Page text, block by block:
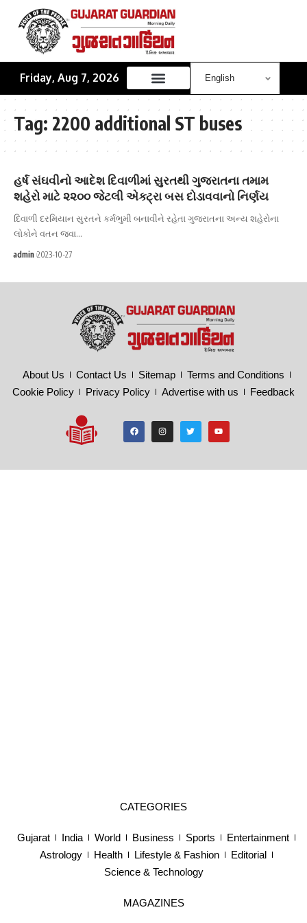
Friday, Aug 7, 2026
Tag: 2200 additional ST buses
હર્ષ સંઘવીનો આદેશ દિવાળીમાં સુરતથી ગુજરાતના તમામ
શહેરો માટે ૨૨૦૦ જેટલી એક્ટ્રા બસ દોડાવવાનો નિર્ણય
દિવાળી દરમિયાન સુરતને કર્મભુમી બનાવીને રહેતા ગુજરાતના અન્ય શહેરોના
લોકોને વતન જવા…
admin 2023-10-27
About Us Contact Us Sitemap
Terms and Conditions
Cookie Policy
Privacy Policy Advertise with us Feedback
CATEGORIES
Gujarat India World Business Sports
Entertainment
Astrology
Health Lifestyle & Fashion
Editorial
Science & Technology
MAGAZINES